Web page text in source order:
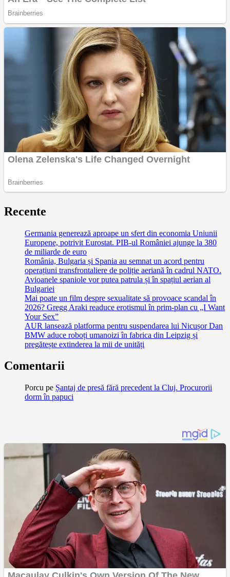
Recente
Germania generează aproape un sfert din economia Uniunii
Europene, potrivit Eurostat. PIB-ul României ajunge la 380
de miliarde de euro
România, Bulgaria și Spania au semnat un acord pentru
operațiuni transfrontaliere de poliție aeriană în cadrul NATO.
Avioanele spaniole vor putea patrula și în spațiul aerian al
Bulgariei
Mai poate un film despre sexualitate să provoace scandal în
2026? Gregg Araki readuce erotismul în prim-plan cu „I Want
Your Sex”
AUR lansează platforma pentru suspendarea lui Nicușor Dan
BMW aduce roboți umanoizi în fabrica din Leipzig și
pregătește extinderea la mii de unități
Comentarii
Porcu pe Șantaj de presă fără precedent la Cluj. Procurorii
dorm în papuci